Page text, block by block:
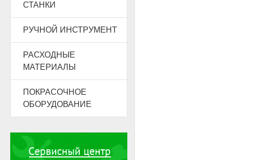
СТАНКИ
РУЧНОЙ ИНСТРУМЕНТ
РАСХОДНЫЕ
МАТЕРИАЛЫ
ПОКРАСОЧНОЕ
ОБОРУДОВАНИЕ